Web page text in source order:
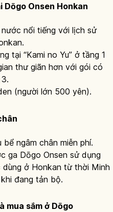
Dōgo Onsen Honkan
nổi tiếng với lịch sử
tại “Kami no Yu” ở tầng 1
thư giãn hơn với gói có
(người lớn 500 yên).
ngâm chân miễn phí.
ga Dōgo Onsen sử dụng
ở Honkan từ thời Minh
đang tản bộ.
mua sắm ở Dōgo